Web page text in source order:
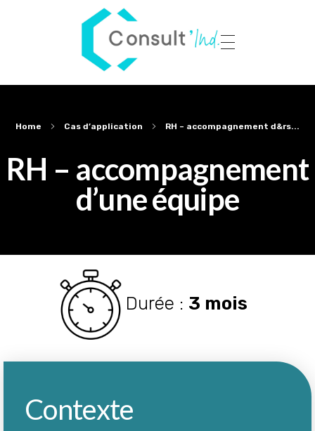
Consult'Ind
Home Cas d’application RH – accompagnement d&rs...
RH – accompagnement
d’une équipe
Durée : 3 mois
Contexte
Panneau de gestion des cookies